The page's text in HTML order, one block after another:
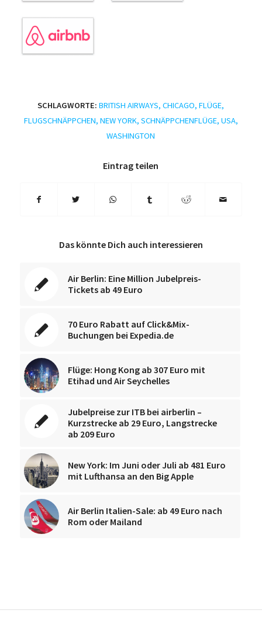
SCHLAGWORTE: BRITISH AIRWAYS,CHICAGO,FLÜGE,
FLUGSCHNÄPPCHEN, NEW YORK, SCHNÄPPCHENFLÜGE, USA,
WASHINGTON
Eintrag teilen
Das könnte Dich auch interessieren
Air Berlin: Eine Million Jubelpreis-
Tickets ab 49 Euro
70 Euro Rabatt auf Click&Mix-
Buchungen bei Expedia.de
Flüge: Hong Kong ab 307 Euro mit
Etihad und Air Seychelles
Jubelpreise zur ITB bei airberlin –
Kurzstrecke ab 29 Euro, Langstrecke
ab 209 Euro
New York: Im Juni oder Juli ab 481 Euro
mit Lufthansa an den Big Apple
Air Berlin Italien-Sale: ab 49 Euro nach
Rom oder Mailand